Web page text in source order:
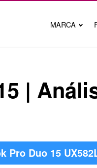
MARCA
|
Pro Duo 15